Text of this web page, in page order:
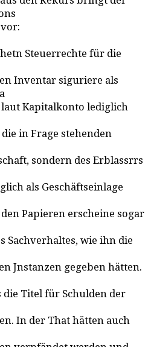
Steuerrechte für die
Inventar siguriere als
laut Kapitalkonto lediglich
in Frage stehenden
sondern des Erblassrrs
als Geschäftseinlage
Papieren erscheine sogar
Sachverhaltes, wie ihn die
Jnstanzen gegeben hätten.
die Titel für Schulden der
In der That hätten auch